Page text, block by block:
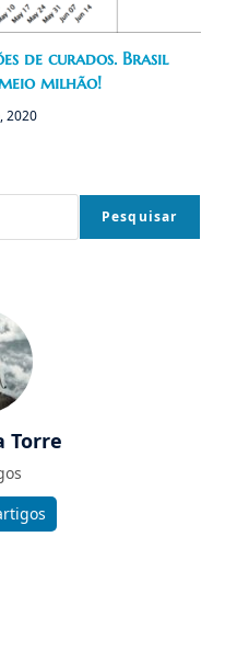
de curados. Brasil
milhão!
2020
Pesquisar
Torre